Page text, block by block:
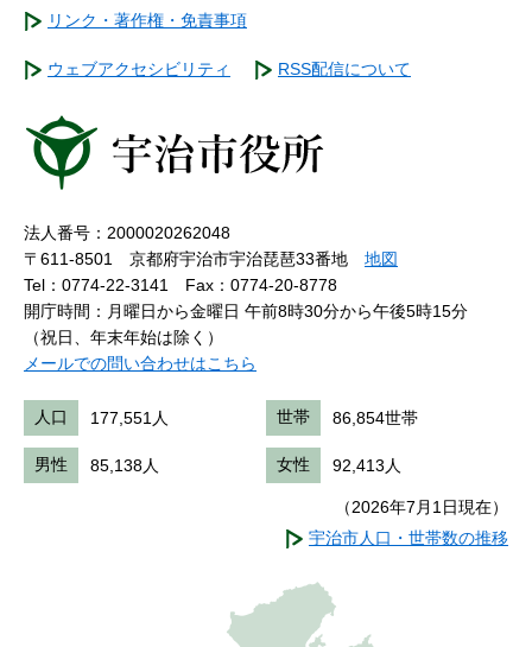
リンク・著作権・免責事項
ウェブアクセシビリティ RSS配信について
法人番号：2000020262048
〒611-8501 京都府宇治市宇治琵琶33番地 地図
Tel：0774-22-3141
Fax：0774-20-8778
開庁時間：月曜日から金曜日 午前8時30分から午後5時15分
（祝日、年末年始は除く）
メールでの問い合わせはこちら
人口 177,551人 世帯 86,854世帯
男性 85,138人 女性 92,413人
（2026年7月1日現在）
宇治市人口・世帯数の推移